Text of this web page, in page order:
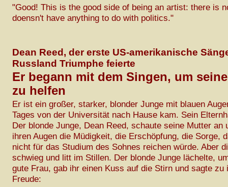
"Good! This is the good side of being an artist: there is
doensn't have anything to do with politics."
Dean Reed, der erste US-amerikanische
Russland Triumphe feierte
Er begann mit dem Singen, um
zu helfen
Er ist ein großer, starker, blonder Junge mit blauen
Tages von der Universität nach Hause kam. Sein
Der blonde Junge, Dean Reed, schaute seine Mutter an
ihren Augen die Müdigkeit, die Erschöpfung, die Sorge,
nicht für das Studium des Sohnes reichen würde. Aber
schwieg und litt im Stillen. Der blonde Junge lächelte,
gute Frau, gab ihr einen Kuss auf die Stirn und sagte zu
Freude: